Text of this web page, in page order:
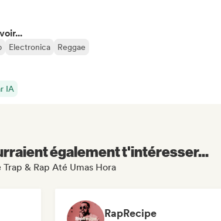
Electronica Reggae
IA
également t'intéresser...
& Rap Até Umas Hora
RapRecipe